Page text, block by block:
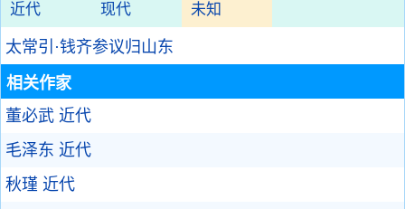
近代
现代 未知
太常引·钱齐参议归山东
相关作家
董必武 近代
毛泽东 近代
秋瑾 近代